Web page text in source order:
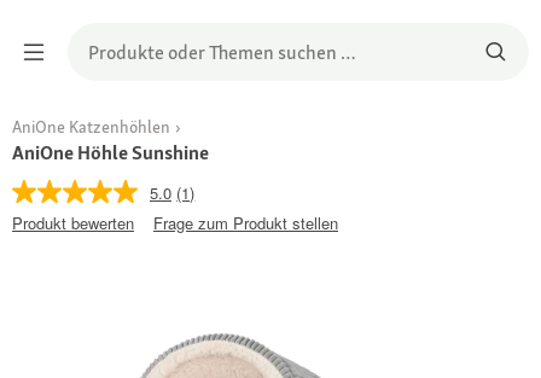
AniOne Katzenhöhlen
AniOne Höhle Sunshine
5.0 (1)
Produkt bewerten
Frage zum Produkt stellen